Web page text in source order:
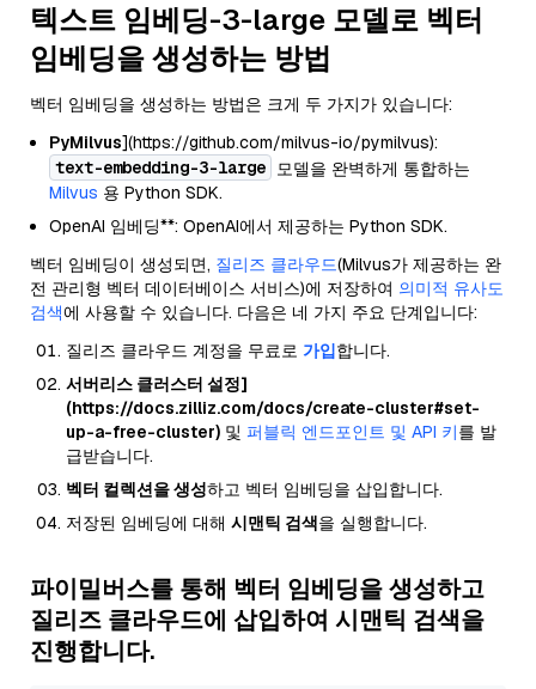
텍스트 임베딩-3-large 모델로 벡터
임베딩을 생성하는 방법
벡터 임베딩을 생성하는 방법은 크게 두 가지가 있습니다:
PyMilvus](https://github.com/milvus-io/pymilvus):
text-embedding-3-large 모델을 완벽하게 통합하는
Milvus 용 Python SDK.
OpenAI 임베딩**: OpenAI에서 제공하는 Python SDK.
벡터 임베딩이 생성되면, 질리즈 클라우드(Milvus가 제공하는 완
전 관리형 벡터 데이터베이스 서비스)에 저장하여 의미적 유사도
검색에 사용할 수 있습니다. 다음은 네 가지 주요 단계입니다:
질리즈 클라우드 계정을 무료로 가입합니다.
서버리스 클러스터 설정]
(https://docs.zilliz.com/docs/create-cluster#set-
up-a-free-cluster) 및 퍼블릭 엔드포인트 및 API 키를 발
급받습니다.
벡터 컬렉션을 생성하고 벡터 임베딩을 삽입합니다.
저장된 임베딩에 대해 시맨틱 검색을 실행합니다.
파이밀버스를 통해 벡터 임베딩을 생성하고
질리즈 클라우드에 삽입하여 시맨틱 검색을
진행합니다.